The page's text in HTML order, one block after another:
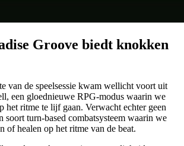
Groove biedt knokken
van de speelsessie kwam wellicht voort uit
een gloednieuwe RPG-modus waarin we
het ritme te lijf gaan. Verwacht echter geen
soort turn-based combatsysteem waarin we
of healen op het ritme van de beat.